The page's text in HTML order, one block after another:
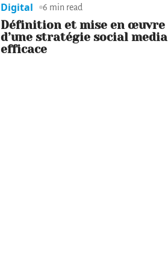
Digital 6 min read
Définition et mise en œuvre
d’une stratégie social media
efficace